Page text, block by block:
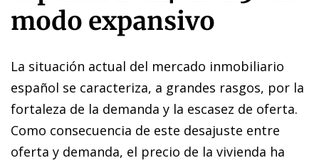
modo expansivo
La situación actual del mercado inmobiliario
español se caracteriza, a grandes rasgos, por la
fortaleza de la demanda y la escasez de oferta.
Como consecuencia de este desajuste entre
oferta y demanda, el precio de la vivienda ha